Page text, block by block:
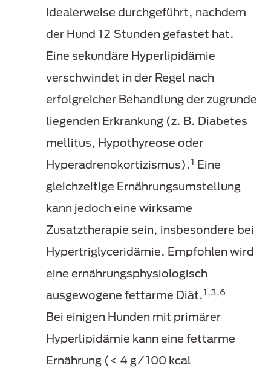
idealerweise durchgeführt, nachdem
der Hund 12 Stunden gefastet hat.
Eine sekundäre Hyperlipidämie
verschwindet in der Regel nach
erfolgreicher Behandlung der zugrunde
liegenden Erkrankung (z. B. Diabetes
mellitus, Hypothyreose oder
Hyperadrenokortizismus).1 Eine
gleichzeitige Ernährungsumstellung
kann jedoch eine wirksame
Zusatztherapie sein, insbesondere bei
Hypertriglyceridämie. Empfohlen wird
eine ernährungsphysiologisch
ausgewogene fettarme Diät.1,3,6
Bei einigen Hunden mit primärer
Hyperlipidämie kann eine fettarme
Ernährung (< 4 g/100 kcal